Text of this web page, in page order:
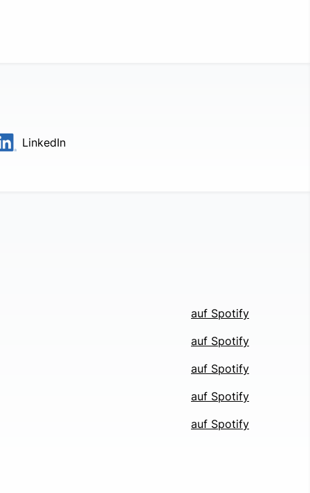
LinkedIn
auf Spotify
auf Spotify
auf Spotify
auf Spotify
auf Spotify